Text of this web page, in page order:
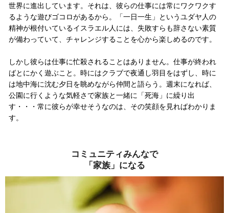
世界に進出しています。それは、彼らの仕事には常にワクワクす
るような遊びゴコロがあるから。「一日一生」というユダヤ人の
精神が根付いているイスラエル人には、失敗すらも辞さない素質
が備わっていて、チャレンジすることを心から楽しめるのです。
しかし彼らは仕事に忙殺されることはありません。 仕事が終われ
ばとにかく遊ぶこと。時にはクラブで夜通し羽目をはずし、時に
は地中海に沈む夕日を眺めながら仲間と語らう。週末になれば、
公園に行くような気軽さで家族と一緒に「死海」に繰り出
す・・・常に彼らが幸せそうなのは、その笑顔を見ればわかりま
す。
コミュニティみんなで
「家族」になる